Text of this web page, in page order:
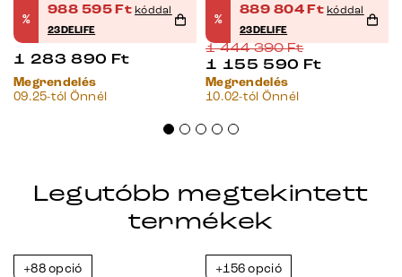
%
988 595Ft kóddal
23DELIFE
1 283 890 Ft
Megrendelés
09.25-tól Önnél
%
889 804Ft kóddal
23DELIFE
1 444 390Ft
1 155 590 Ft
Megrendelés
10.02-tól Önnél
Legutóbb megtekintett
termékek
+88 opció +156 opció